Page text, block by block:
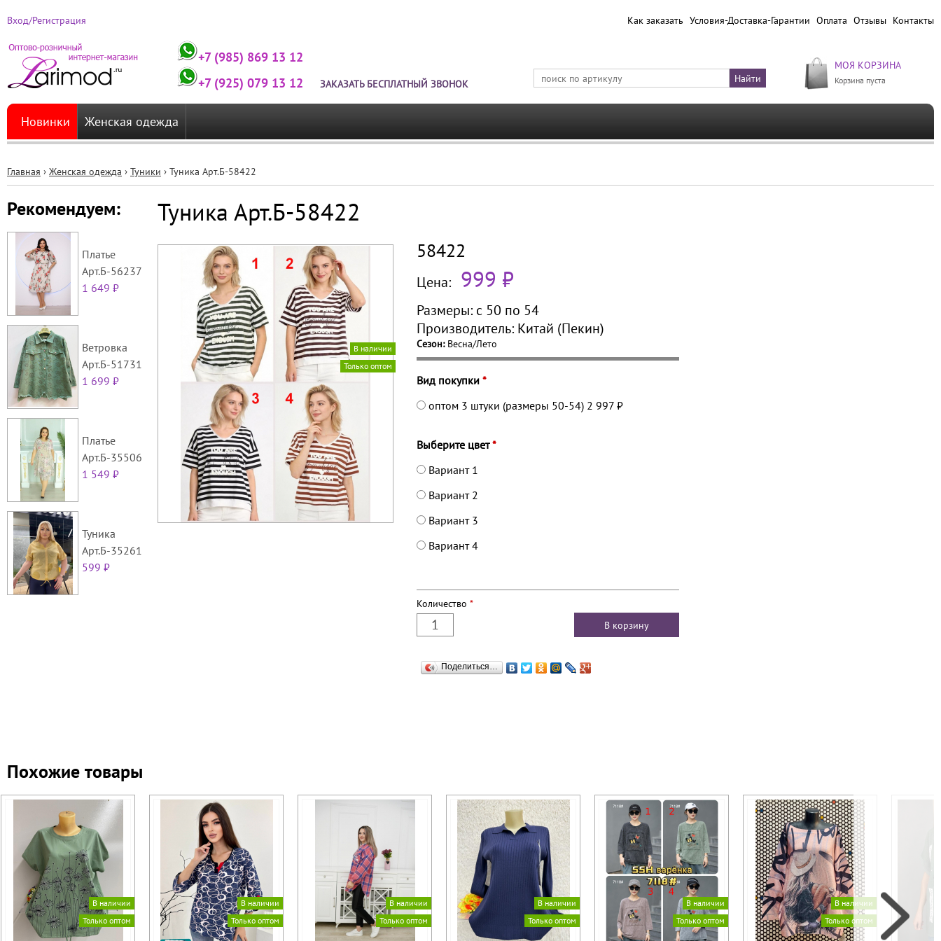
Вход/Регистрация
Как заказать Условия-Доставка-Гарантии Оплата Отзывы Контакты
+7 (985) 869 13 12
+7 (925) 079 13 12
ЗАКАЗАТЬ БЕСПЛАТНЫЙ ЗВОНОК
МОЯ КОРЗИНА
Корзина пуста
Новинки Женская одежда
Главная › Женская одежда › Туники › Туника Арт.Б-58422
Рекомендуем:
Платье
Арт.Б-56237
1 649 ₽
Ветровка
Арт.Б-51731
1 699 ₽
Платье
Арт.Б-35506
1 549 ₽
Туника
Арт.Б-35261
599 ₽
Туника Арт.Б-58422
Только оптом
В наличии
58422
Цена: 999 ₽
Размеры: с 50 по 54
Производитель: Китай (Пекин)
Сезон: Весна/Лето
Вид покупки *
оптом 3 штуки (размеры 50-54) 2 997 ₽
Выберите цвет*
Вариант 1
Вариант 2
Вариант 3
Вариант 4
Количество *
Поделиться…
Похожие товары
В наличии
Только оптом
В наличии
Только оптом
В наличии
Только оптом
В наличии
Только оптом
В наличии
Только оптом
В наличии
Только оптом